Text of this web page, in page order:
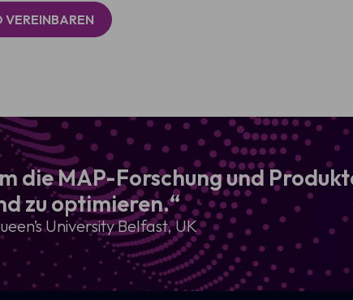
die MAP-Forschung und
zu optimieren.“
University Belfast, UK